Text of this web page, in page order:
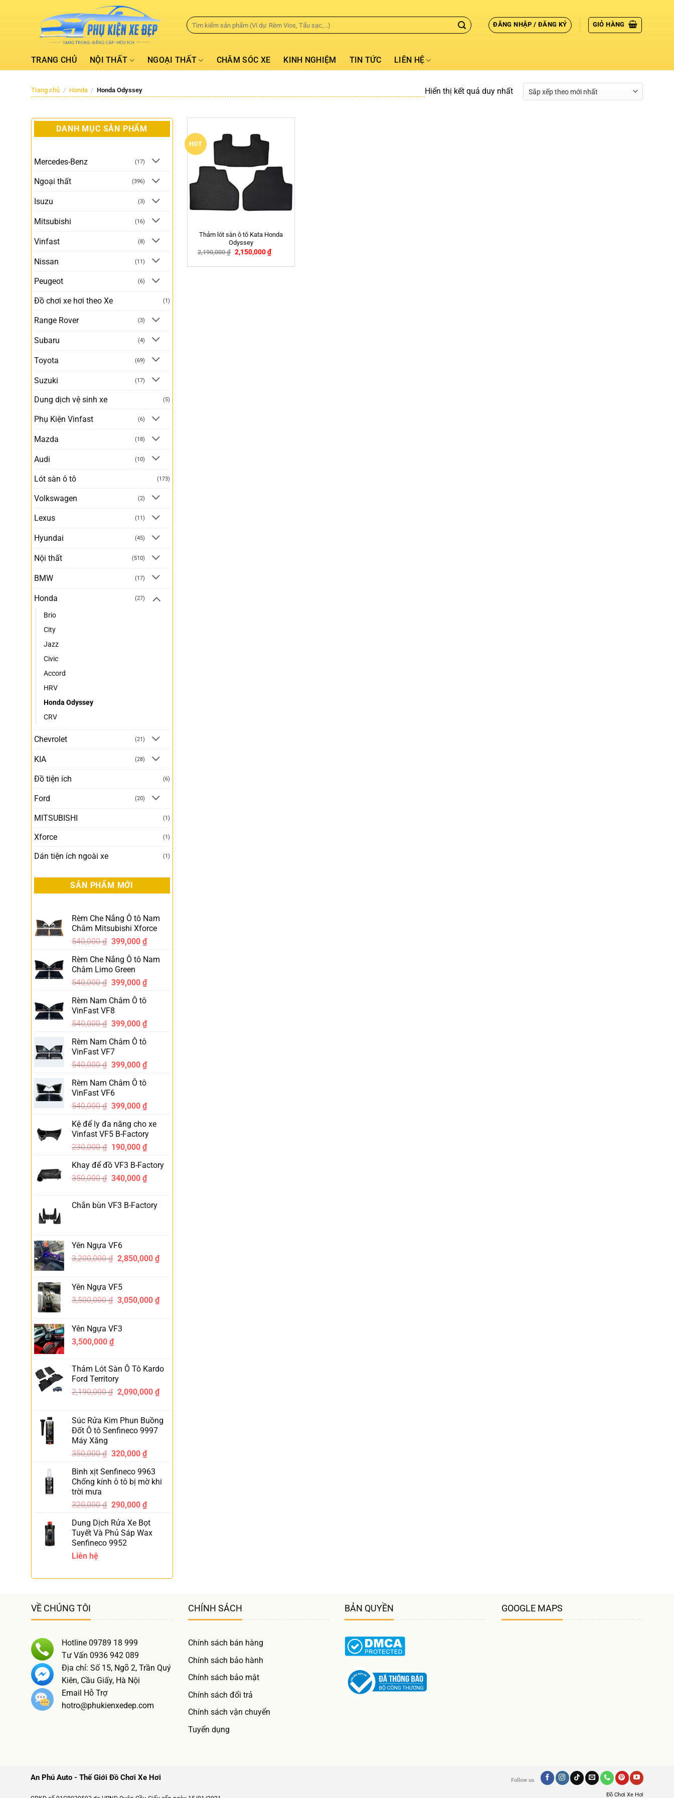
ĐĂNG NHẬP / ĐĂNG KÝ GIỎ HÀNG
TRANG CHỦ NỘI THẤT NGOẠI THẤT CHĂM SÓC XE KINH NGHIỆM TIN TỨC LIÊN HỆ
Trang chủ / Honda / Honda Odyssey Hiển thị kết quả duy nhất
DANH MỤC SẢN PHẨM
Mercedes-Benz (17)
Ngoại thất (396)
Isuzu (3)
Mitsubishi (16)
Vinfast (8)
Nissan (11)
Peugeot (6)
Đồ chơi xe hơi theo Xe (1)
Range Rover (3)
Subaru (4)
Toyota (69)
Suzuki (17)
Dung dịch vệ sinh xe (5)
Phụ Kiện Vinfast (6)
Mazda (18)
Audi (10)
Lót sàn ô tô (173)
Volkswagen (2)
Lexus (11)
Hyundai (45)
Nội thất (510)
BMW (17)
Honda (27)
Brio
City
Jazz
Civic
Accord
HRV
Honda Odyssey
CRV
Chevrolet (21)
KIA (28)
Đồ tiện ích (6)
Ford (20)
MITSUBISHI (1)
Xforce (1)
Dán tiện ích ngoài xe (1)
SẢN PHẨM MỚI
Rèm Che Nắng Ô tô Nam
Châm Mitsubishi Xforce
540,000₫ 399,000 ₫
Rèm Che Nắng Ô tô Nam
Châm Limo Green
540,000₫ 399,000 ₫
Rèm Nam Châm Ô tô
VinFast VF8
540,000₫ 399,000 ₫
Rèm Nam Châm Ô tô
VinFast VF7
540,000₫ 399,000 ₫
Rèm Nam Châm Ô tô
VinFast VF6
540,000₫ 399,000 ₫
Kệ để ly đa năng cho xe
Vinfast VF5 B-Factory
230,000₫ 190,000 ₫
Khay để đồ VF3 B-Factory
350,000₫ 340,000 ₫
Chắn bùn VF3 B-Factory
Yên Ngựa VF6
3,200,000₫ 2,850,000 ₫
Yên Ngựa VF5
3,500,000₫ 3,050,000 ₫
Yên Ngựa VF3
3,500,000 ₫
Thảm Lót Sàn Ô Tô Kardo
Ford Territory
2,190,000₫ 2,090,000 ₫
Súc Rửa Kim Phun Buồng
Đốt Ô tô Senfineco 9997
Máy Xăng
350,000₫ 320,000 ₫
Bình xịt Senfineco 9963
Chống kính ô tô bị mờ khi
trời mưa
320,000₫ 290,000 ₫
Dung Dịch Rửa Xe Bọt
Tuyết Và Phủ Sáp Wax
Senfineco 9952
Liên hệ
HOT
Thảm lót sàn ô tô Kata Honda
Odyssey
2,190,000₫ 2,150,000₫
VỀ CHÚNG TÔI
Hotline 09789 18 999
Tư Vấn 0936 942 089
Địa chỉ: Số 15, Ngõ 2, Trần Quý
Kiên, Cầu Giấy, Hà Nội
Email Hỗ Trợ
hotro@phukienxedep.com
CHÍNH SÁCH
Chính sách bán hàng
Chính sách bảo hành
Chính sách bảo mật
Chính sách đổi trả
Chính sách vận chuyển
Tuyển dụng
BẢN QUYỀN GOOGLE MAPS
An Phú Auto - Thế Giới Đồ Chơi Xe Hơi Follow us
Đồ Chơi Xe Hơi